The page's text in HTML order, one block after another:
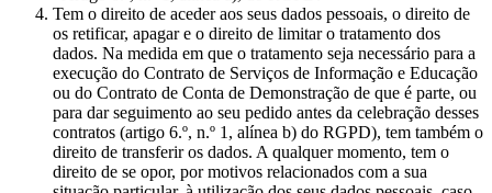
Tem o direito de aceder aos seus dados pessoais, o direito de
os retificar, apagar e o direito de limitar o tratamento dos
dados. Na medida em que o tratamento seja necessário para a
execução do Contrato de Serviços de Informação e Educação
ou do Contrato de Conta de Demonstração de que é parte, ou
para dar seguimento ao seu pedido antes da celebração desses
contratos (artigo 6.º, n.º 1, alínea b) do RGPD), tem também o
direito de transferir os dados. A qualquer momento, tem o
direito de se opor, por motivos relacionados com a sua